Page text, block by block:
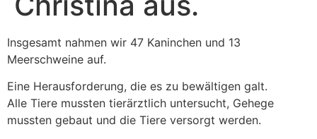
Insgesamt nahmen wir 47 Kaninchen und 13
Meerschweine auf.
Eine Herausforderung, die es zu bewältigen galt.
Alle Tiere mussten tierärztlich untersucht, Gehege
mussten gebaut und die Tiere versorgt werden.